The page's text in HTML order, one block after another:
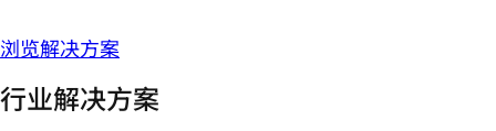
浏览解决方案
行业解决方案